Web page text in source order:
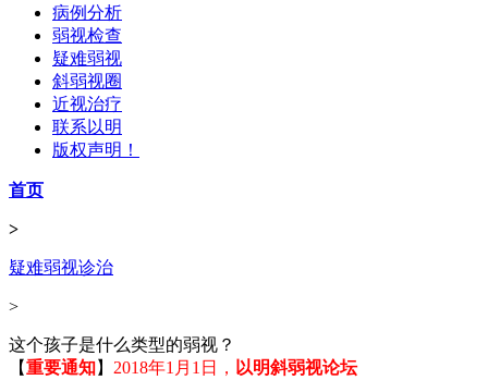
病例分析
弱视检查
疑难弱视
斜弱视圈
近视治疗
联系以明
版权声明！
首页
>
疑难弱视诊治
>
这个孩子是什么类型的弱视？
【重要通知】 2018年1月1日， 以明斜弱视论坛